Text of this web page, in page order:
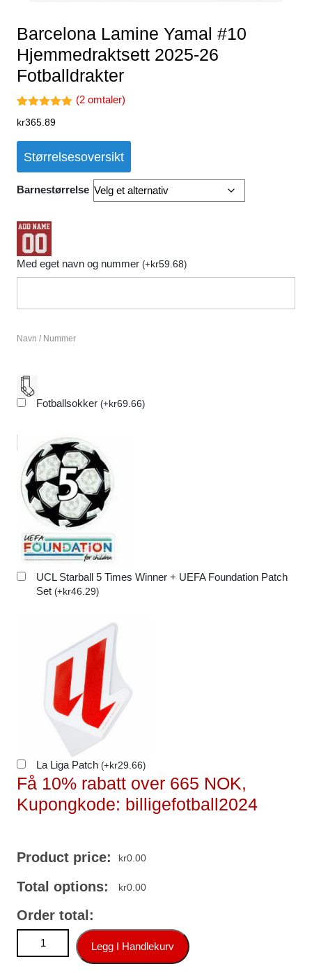
Barcelona Lamine Yamal #10
Hjemmedraktsett 2025-26
Fotballdrakter
5.00av 5
inger
(2 omtaler)
kr365.89
Størrelsesoversikt
Barnestørrelse
Med eget navn og nummer (+kr59.68)
Navn / Nummer
Fotballsokker (+kr69.66)
UCL Starball 5 Times Winner + UEFA Foundation Patch
Set (+kr46.29)
La Liga Patch (+kr29.66)
Få 10% rabatt over 665 NOK,
Kupongkode: billigefotball2024
Product price: kr0.00
Total options: kr0.00
Order total:
Barcelona Lamine Yamal #10 Hjemmedraktsett 2025-26
Fotballdrakter antallLegg I Handlekurv